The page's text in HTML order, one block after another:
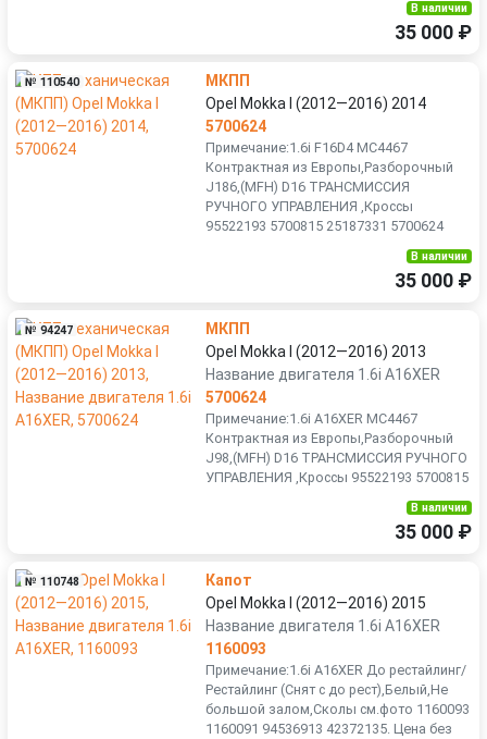
В наличии
35 000 ₽
№ 110540
МКПП
Opel Mokka I (2012—2016) 2014
5700624
Примечание:1.6i F16D4 MC4467
Контрактная из Европы,Разборочный
J186,(MFH) D16 ТРАНСМИССИЯ
РУЧНОГО УПРАВЛЕНИЯ ,Кроссы
95522193 5700815 25187331 5700624
В наличии
35 000 ₽
№ 94247
МКПП
Opel Mokka I (2012—2016) 2013
Название двигателя 1.6i A16XER
5700624
Примечание:1.6i A16XER MC4467
Контрактная из Европы,Разборочный
J98,(MFH) D16 ТРАНСМИССИЯ РУЧНОГО
УПРАВЛЕНИЯ ,Кроссы 95522193 5700815
В наличии
35 000 ₽
№ 110748
Капот
Opel Mokka I (2012—2016) 2015
Название двигателя 1.6i A16XER
1160093
Примечание:1.6i A16XER До рестайлинг/
Рестайлинг (Снят с до рест),Белый,Не
большой залом,Сколы см.фото 1160093
1160091 94536913 42372135. Цена без